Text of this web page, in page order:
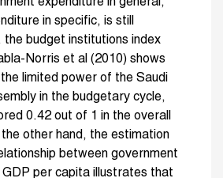
expenditure in general,
in specific, is still
the budget institutions index
Norris et al (2010) shows
limited power of the Saudi
in the budgetary cycle,
0.42 out of 1 in the overall
other hand, the estimation
between government
GDP per capita illustrates that